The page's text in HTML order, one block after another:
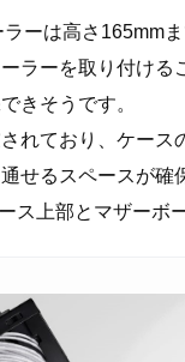
ーは高さ165mm
ラーを取り付ける
きそうです。
れており、ケース
せるスペースが確
ス上部とマザーボ